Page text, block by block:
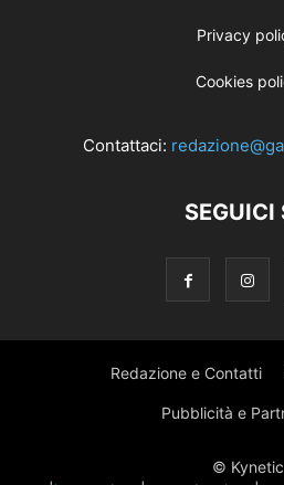
Privacy
Cookies
Contattaci:
SEGUICI
Redazione e Contatti
Pubblicità e
© Kynetic